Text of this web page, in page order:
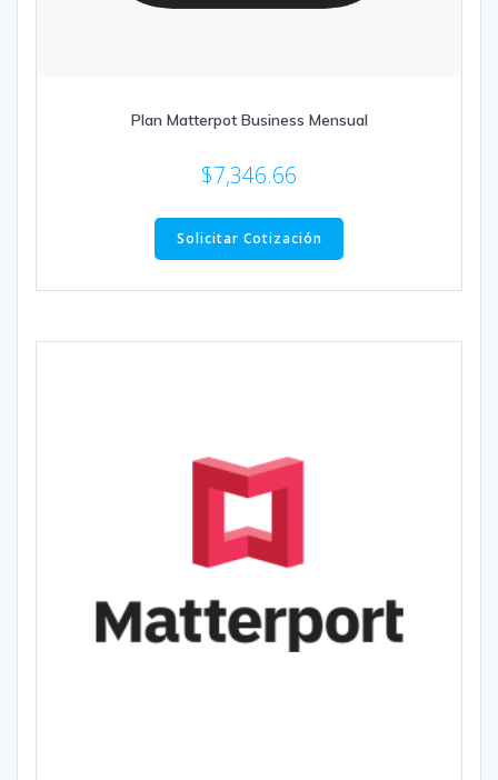
Plan Matterpot Business Mensual
$7,346.66
Solicitar Cotización